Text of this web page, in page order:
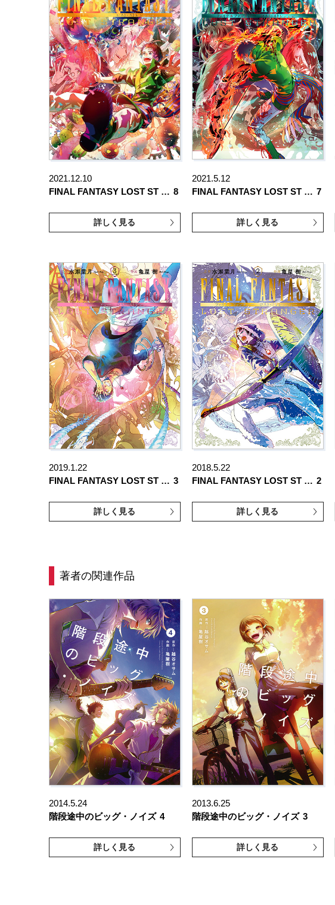
2021.12.10
FINAL FANTASY LOST ST … 8
詳しく見る
2021.5.12
FINAL FANTASY LOST ST … 7
詳しく見る
2019.1.22
FINAL FANTASY LOST ST … 3
詳しく見る
2018.5.22
FINAL FANTASY LOST ST … 2
詳しく見る
著者の関連作品
2014.5.24
階段途中のビッグ・ノイズ 4
詳しく見る
2013.6.25
階段途中のビッグ・ノイズ 3
詳しく見る